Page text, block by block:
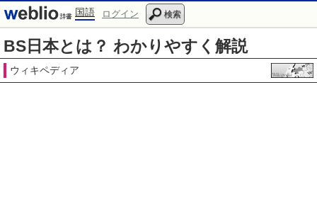
国語 ログイン 検索
BS日本とは？ わかりやすく解説
ウィキペディア